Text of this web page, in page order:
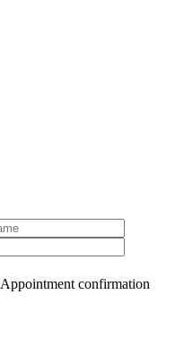
Appointment confirmation